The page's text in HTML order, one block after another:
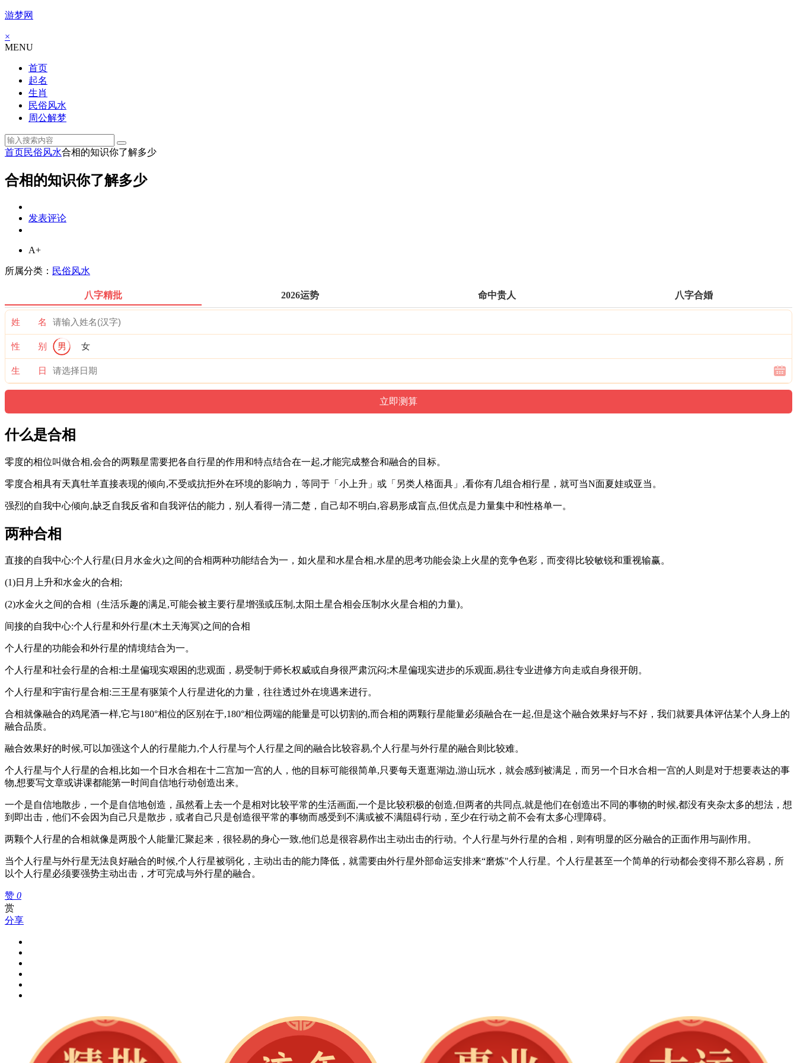
游梦网
×
MENU
首页
起名
生肖
民俗风水
周公解梦
首页民俗风水合相的知识你了解多少
合相的知识你了解多少
发表评论
A+
所属分类： 民俗风水
八字精批 2026运势 命中贵人 八字合婚
姓 名
性 别 男 女
生 日
什么是合相
零度的相位叫做合相,会合的两颗星需要把各自行星的作用和特点结合在一起,才能完成整合和融合的目标。
零度合相具有天真牡羊直接表现的倾向,不受或抗拒外在环境的影响力，等同于「小上升」或「另类人格面具」,看你有几组合相行星，就可当N面夏娃或亚当。
强烈的自我中心倾向,缺乏自我反省和自我评估的能力，别人看得一清二楚，自己却不明白,容易形成盲点,但优点是力量集中和性格单一。
两种合相
直接的自我中心:个人行星(日月水金火)之间的合相两种功能结合为一，如火星和水星合相,水星的思考功能会染上火星的竞争色彩，而变得比较敏锐和重视输赢。
(1)日月上升和水金火的合相;
(2)水金火之间的合相（生活乐趣的满足,可能会被主要行星增强或压制,太阳土星合相会压制水火星合相的力量)。
间接的自我中心:个人行星和外行星(木土天海冥)之间的合相
个人行星的功能会和外行星的情境结合为一。
个人行星和社会行星的合相:土星偏现实艰困的悲观面，易受制于师长权威或自身很严肃沉闷;木星偏现实进步的乐观面,易往专业进修方向走或自身很开朗。
个人行星和宇宙行星合相:三王星有驱策个人行星进化的力量，往往透过外在境遇来进行。
合相就像融合的鸡尾酒一样,它与180°相位的区别在于,180°相位两端的能量是可以切割的,而合相的两颗行星能量必须融合在一起,但是这个融合效果好与不好，我们就要具体评估某个人身上的
融合品质。
融合效果好的时候,可以加强这个人的行星能力,个人行星与个人行星之间的融合比较容易,个人行星与外行星的融合则比较难。
个人行星与个人行星的合相,比如一个日水合相在十二宫加一宫的人，他的目标可能很简单,只要每天逛逛湖边,游山玩水，就会感到被满足，而另一个日水合相一宫的人则是对于想要表达的事
物,想要写文章或讲课都能第一时间自信地行动创造出来。
一个是自信地散步，一个是自信地创造，虽然看上去一个是相对比较平常的生活画面,一个是比较积极的创造,但两者的共同点,就是他们在创造出不同的事物的时候,都没有夹杂太多的想法，想
到即出击，他们不会因为自己只是散步，或者自己只是创造很平常的事物而感受到不满或被不满阻碍行动，至少在行动之前不会有太多心理障碍。
两颗个人行星的合相就像是两股个人能量汇聚起来，很轻易的身心一致,他们总是很容易作出主动出击的行动。个人行星与外行星的合相，则有明显的区分融合的正面作用与副作用。
当个人行星与外行星无法良好融合的时候,个人行星被弱化，主动出击的能力降低，就需要由外行星外部命运安排来“磨炼"个人行星。个人行星甚至一个简单的行动都会变得不那么容易，所
以个人行星必须要强势主动出击，才可完成与外行星的融合。
赞 0
赏
分享